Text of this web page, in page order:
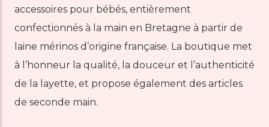
accessoires pour bébés, entièrement
confectionnés à la main en Bretagne à partir de
laine mérinos d’origine française. La boutique met
à l’honneur la qualité, la douceur et l’authenticité
de la layette, et propose également des articles
de seconde main.